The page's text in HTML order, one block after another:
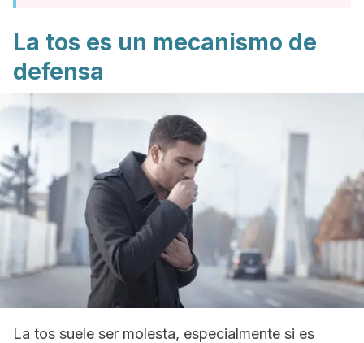
La tos es un mecanismo de
defensa
La tos suele ser molesta, especialmente si es